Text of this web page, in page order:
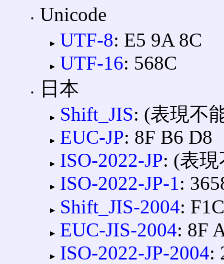
Unicode
UTF-8: E5 9A 8C
UTF-16: 568C
日本
Shift_JIS: (表現不
EUC-JP: 8F B6 D8
ISO-2022-JP: (表
ISO-2022-JP-1:
Shift_JIS-2004:
EUC-JIS-2004: 8F
ISO-2022-JP-2004: